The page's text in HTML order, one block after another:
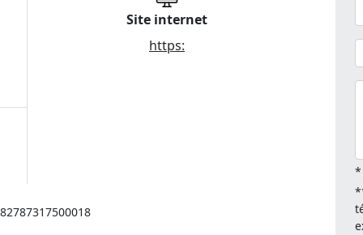
Site internet
https:
*